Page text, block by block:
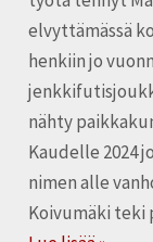
elvyttämässä
henkiin jo
nähty
Kaudelle 2024
nimen alle
Koivumäki